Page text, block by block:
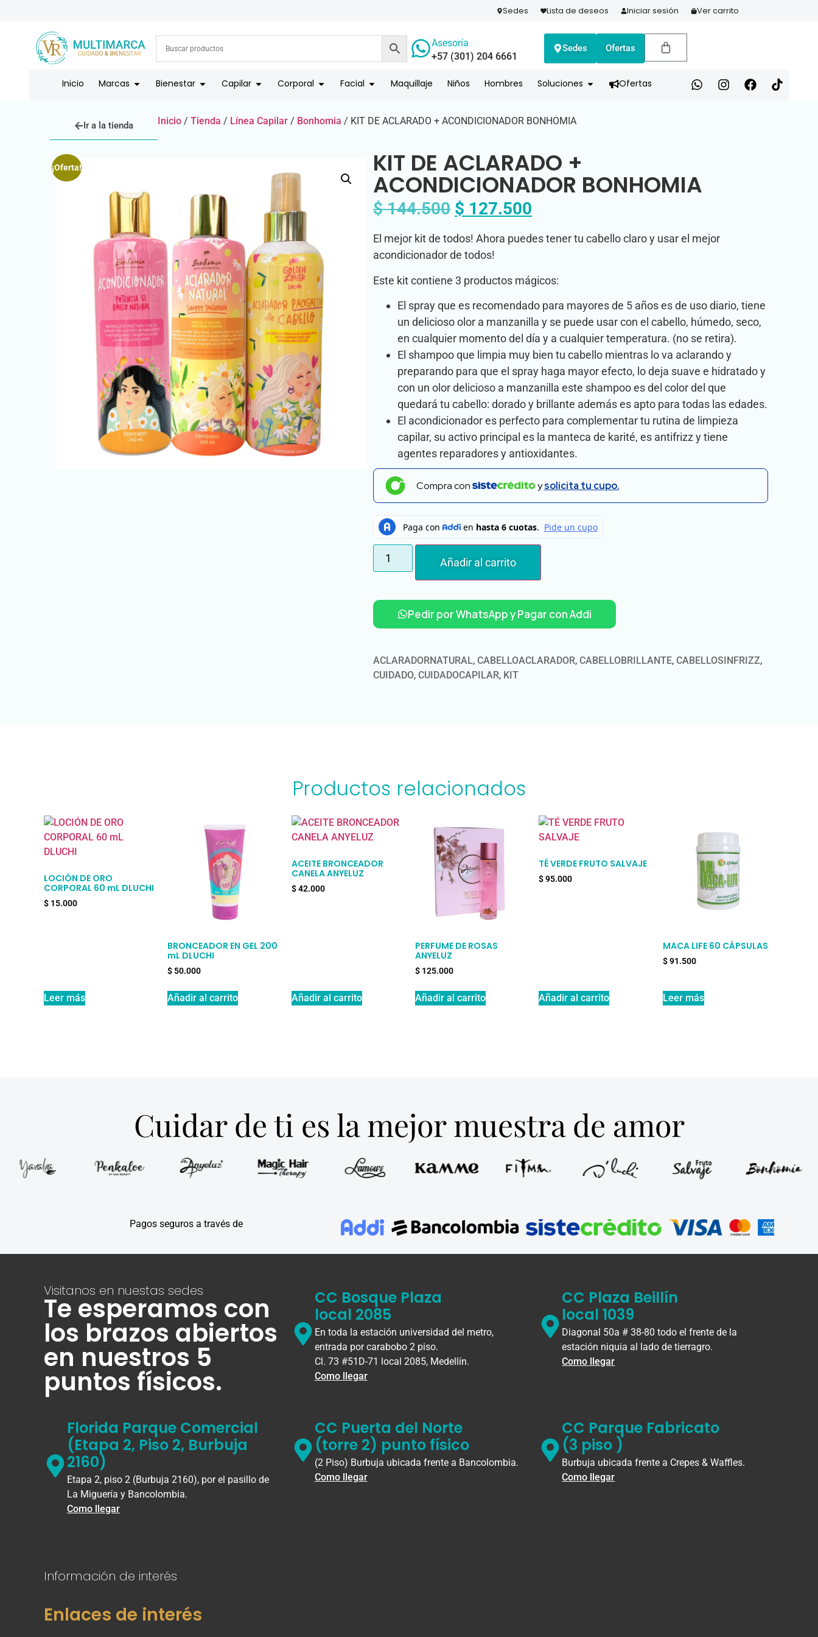
ENVÍOS A TODO EL PAÍS | RECIBIMOS TODOS LOS MEDIOS DE PAGO COMPRA HOY Y PAGA EN 3 CUOTAS CON ADDI
Sedes Lista de deseos Iniciar sesión Ver carrito
Asesoría
+57 (301) 204 6661
Sedes Ofertas
Inicio Marcas Bienestar Capilar Corporal Facial Maquillaje Niños Hombres Soluciones Ofertas
Ir a la tienda Inicio / Tienda / Línea Capilar / Bonhomia / KIT DE ACLARADO + ACONDICIONADOR BONHOMIA
¡Oferta! KIT DE ACLARADO +
ACONDICIONADOR BONHOMIA
$144.500 $ 127.500
El mejor kit de todos! Ahora puedes tener tu cabello claro y usar el mejor
acondicionador de todos!
Este kit contiene 3 productos mágicos:
El spray que es recomendado para mayores de 5 años es de uso diario, tiene
un delicioso olor a manzanilla y se puede usar con el cabello, húmedo, seco,
en cualquier momento del día y a cualquier temperatura. (no se retira).
El shampoo que limpia muy bien tu cabello mientras lo va aclarando y
preparando para que el spray haga mayor efecto, lo deja suave e hidratado y
con un olor delicioso a manzanilla este shampoo es del color del que
quedará tu cabello: dorado y brillante además es apto para todas las edades.
El acondicionador es perfecto para complementar tu rutina de limpieza
capilar, su activo principal es la manteca de karité, es antifrizz y tiene
agentes reparadores y antioxidantes.
Compra con ysolicita tu cupo.
Añadir al carrito
Pedir por WhatsApp y Pagar con Addi
ACLARADORNATURAL, CABELLOACLARADOR, CABELLOBRILLANTE, CABELLOSINFRIZZ,
CUIDADO, CUIDADOCAPILAR, KIT
Productos relacionados
LOCIÓN DE ORO
CORPORAL 60 mL DLUCHI
$ 15.000
Leer más
BRONCEADOR EN GEL 200
mL DLUCHI
$ 50.000
Añadir al carrito
ACEITE BRONCEADOR
CANELA ANYELUZ
$42.000
Añadir al carrito
PERFUME DE ROSAS
ANYELUZ
$125.000
Añadir al carrito
TÉ VERDE FRUTO SALVAJE
$95.000
Añadir al carrito
MACA LIFE 60 CÁPSULAS
$91.500
Leer más
Cuidar de ti es la mejor muestra de amor
Pagos seguros a través de
Visitanos en nuestas sedes
Te esperamos con
los brazos abiertos
en nuestros 5
puntos físicos.
CC Bosque Plaza
local 2085
En toda la estación universidad del metro,
entrada por carabobo 2 piso.
Cl. 73 #51D-71 local 2085, Medellín.
Como llegar
CC Plaza Beillín
local 1039
Diagonal 50a # 38-80 todo el frente de la
estación niquia al lado de tierragro.
Como llegar
Florida Parque Comercial
(Etapa 2, Piso 2, Burbuja
2160)
Etapa 2, piso 2 (Burbuja 2160), por el pasillo de
La Miguería y Bancolombia.
Como llegar
CC Puerta del Norte
(torre 2) punto físico
(2 Piso) Burbuja ubicada frente a Bancolombia.
Como llegar
CC Parque Fabricato
(3 piso )
Burbuja ubicada frente a Crepes & Waffles.
Como llegar
Información de interés
Enlaces de interés